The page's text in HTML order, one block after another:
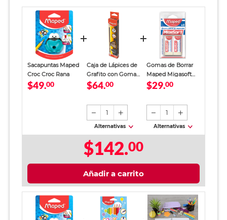
Sacapuntas Maped
Croc Croc Rana
$49.00
Caja de Lápices de
Grafito con Goma
No. 2 Maped Black
$64.00
1
Alternativas
Gomas de Borrar
Maped Migasoft
Migajón Blanco 2
$29.00
1
Alternativas
$142.00
Añadir a carrito